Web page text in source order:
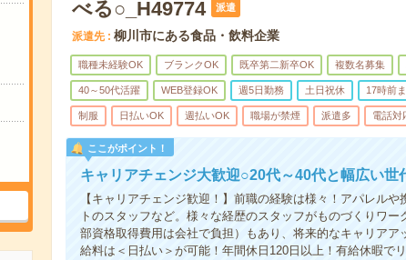
べる○_H49774
派遣
派遣先 柳川市にある食品・飲料企業
職種未経験OK ブランクOK 既卒第二新卒OK 複数名募集
40～50代活躍 WEB登録OK 週5日勤務 土日祝休 17時前
制服 日払いOK 週払いOK 職場が禁煙 派遣多 電話対
ここがポイント！
キャリアチェンジ大歓迎○20代～40代と幅広い世
【キャリアチェンジ歓迎！】前職の経験は様々！アパレル
トのスタッフなど。様々な経歴のスタッフがものづくりワ
部資格取得費用は会社で負担）もあり、将来的なキャリア
給料は＜日払い＞が可能！年間休日120日以上！有給休暇で